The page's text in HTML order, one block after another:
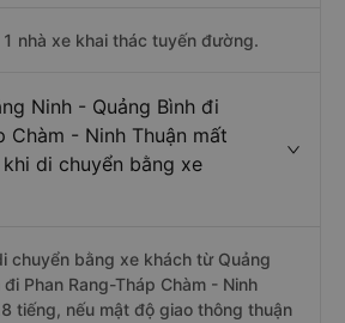
nhà xe khai thác tuyến đường.
Ninh - Quảng Bình đi
Chàm - Ninh Thuận mất
di chuyển bằng xe
chuyển bằng xe khách từ Quảng
Phan Rang-Tháp Chàm - Ninh
tiếng, nếu mật độ giao thông thuận